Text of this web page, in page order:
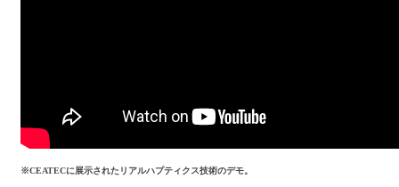
※CEATECに展示されたリアルハプティクス技術のデモ。